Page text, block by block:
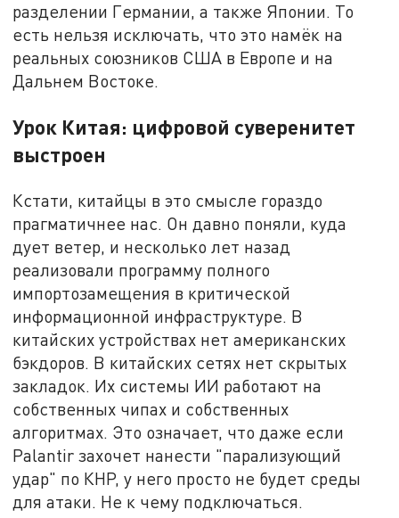
разделении Германии, а также Японии. То
есть нельзя исключать, что это намёк на
реальных союзников США в Европе и на
Дальнем Востоке.
Урок Китая: цифровой суверенитет
выстроен
Кстати, китайцы в это смысле гораздо
прагматичнее нас. Он давно поняли, куда
дует ветер, и несколько лет назад
реализовали программу полного
импортозамещения в критической
информационной инфраструктуре. В
китайских устройствах нет американских
бэкдоров. В китайских сетях нет скрытых
закладок. Их системы ИИ работают на
собственных чипах и собственных
алгоритмах. Это означает, что даже если
Palantir захочет нанести "парализующий
удар" по КНР, у него просто не будет среды
для атаки. Не к чему подключаться.